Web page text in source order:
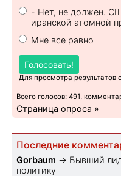
- Нет, не должен.
иранской атомной
Мне все равно
Голосовать!
Для просмотра
Всего голосов: 491,
Страница опроса »
Последние
Gorbaum → Бывший
политику